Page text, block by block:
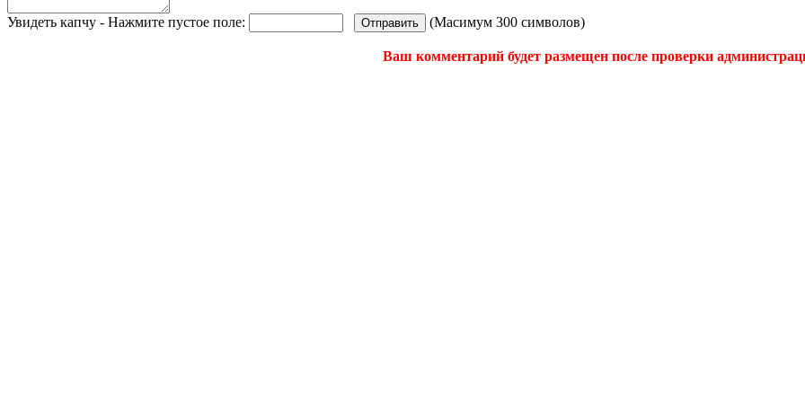
Увидеть капчу - Нажмите пустое поле: (Масимум 300 символов)
Ваш комментарий будет размещен после проверки